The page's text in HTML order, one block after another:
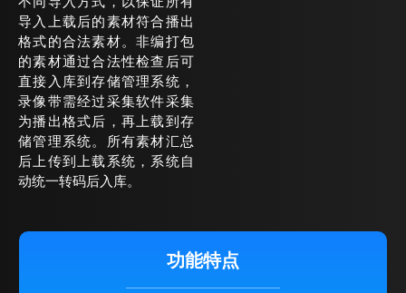
导入上载后的素材符合播出
格式的合法素材。非编打包
的素材通过合法性检查后可
直接入库到存储管理系统，
录像带需经过采集软件采集
为播出格式后，再上载到存
储管理系统。所有素材汇总
后上传到上载系统，系统自
动统一转码后入库。
功能特点